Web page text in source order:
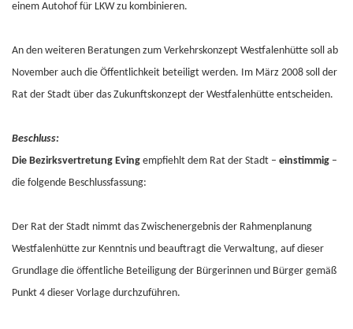
einem Autohof für LKW zu kombinieren.
An den weiteren Beratungen zum Verkehrskonzept Westfalenhütte soll ab
November auch die Öffentlichkeit beteiligt werden. Im März 2008 soll der
Rat der Stadt über das Zukunftskonzept der Westfalenhütte entscheiden.
Beschluss:
Die Bezirksvertretung Eving empfiehlt dem Rat der Stadt – einstimmig –
die folgende Beschlussfassung:
Der Rat der Stadt nimmt das Zwischenergebnis der Rahmenplanung
Westfalenhütte zur Kenntnis und beauftragt die Verwaltung, auf dieser
Grundlage die öffentliche Beteiligung der Bürgerinnen und Bürger gemäß
Punkt 4 dieser Vorlage durchzuführen.